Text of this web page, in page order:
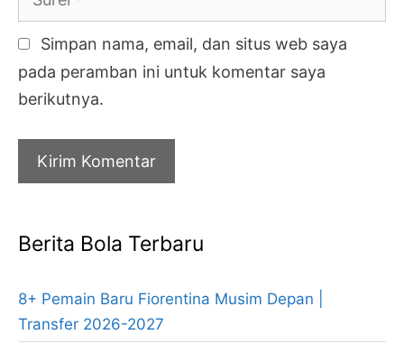
Simpan nama, email, dan situs web saya
pada peramban ini untuk komentar saya
berikutnya.
Berita Bola Terbaru
8+ Pemain Baru Fiorentina Musim Depan |
Transfer 2026-2027